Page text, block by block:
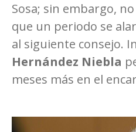
Sosa; sin embargo,
que un periodo se
al siguiente consejo.
Hernández Niebla
meses más en el